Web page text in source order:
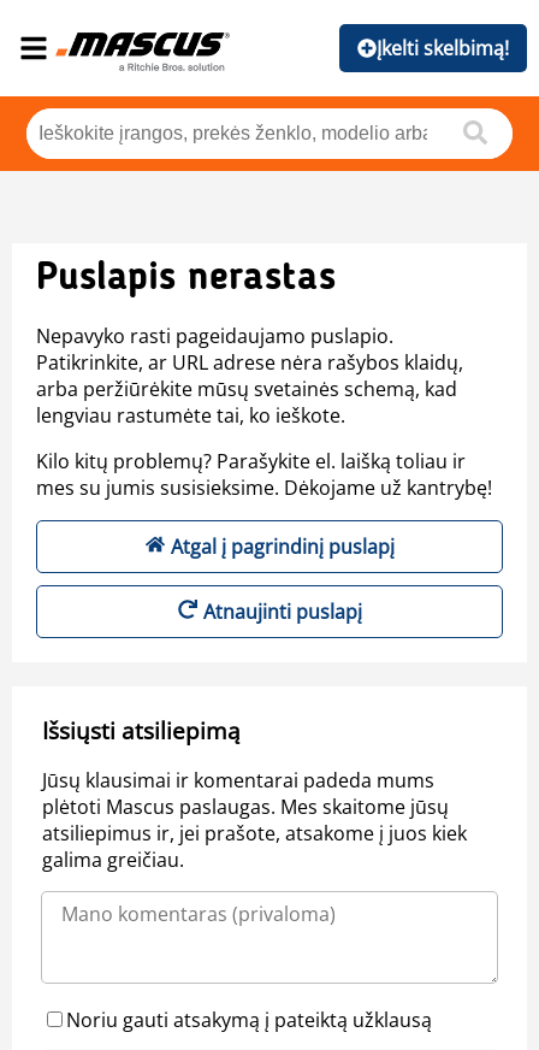
Įkelti skelbimą!
Puslapis nerastas
Nepavyko rasti pageidaujamo puslapio.
Patikrinkite, ar URL adrese nėra rašybos klaidų,
arba peržiūrėkite mūsų svetainės schemą, kad
lengviau rastumėte tai, ko ieškote.
Kilo kitų problemų? Parašykite el. laišką toliau ir
mes su jumis susisieksime. Dėkojame už kantrybę!
Atgal į pagrindinį puslapį
Atnaujinti puslapį
Išsiųsti atsiliepimą
Jūsų klausimai ir komentarai padeda mums
plėtoti Mascus paslaugas. Mes skaitome jūsų
atsiliepimus ir, jei prašote, atsakome į juos kiek
galima greičiau.
Noriu gauti atsakymą į pateiktą užklausą